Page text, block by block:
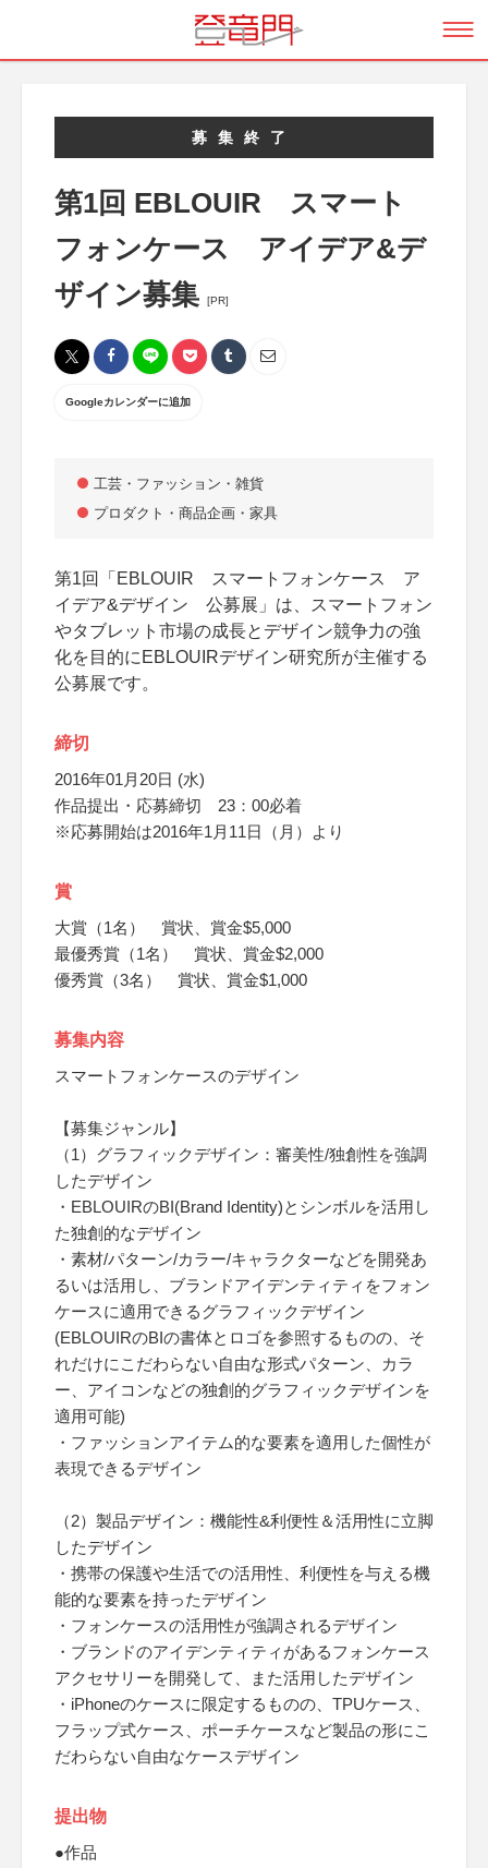
募集終了
第1回 EBLOUIR スマート
フォンケース アイデア&デ
ザイン募集
[PR]
Googleカレンダーに追加
工芸・ファッション・雑貨
プロダクト・商品企画・家具
第1回「EBLOUIR スマートフォンケース ア
イデア&デザイン 公募展」は、スマートフォン
やタブレット市場の成長とデザイン競争力の強
化を目的にEBLOUIRデザイン研究所が主催する
公募展です。
締切
2016年01月20日 (水)
作品提出・応募締切 23：00必着
※応募開始は2016年1月11日（月）より
賞
大賞（1名） 賞状、賞金$5,000
最優秀賞（1名） 賞状、賞金$2,000
優秀賞（3名） 賞状、賞金$1,000
募集内容
スマートフォンケースのデザイン
【募集ジャンル】
（1）グラフィックデザイン：審美性/独創性を強調
したデザイン
・EBLOUIRのBI(Brand Identity)とシンボルを活用し
た独創的なデザイン
・素材/パターン/カラー/キャラクターなどを開発あ
るいは活用し、ブランドアイデンティティをフォン
ケースに適用できるグラフィックデザイン
(EBLOUIRのBIの書体とロゴを参照するものの、そ
れだけにこだわらない自由な形式パターン、カラ
ー、アイコンなどの独創的グラフィックデザインを
適用可能)
・ファッションアイテム的な要素を適用した個性が
表現できるデザイン
（2）製品デザイン：機能性&利便性＆活用性に立脚
したデザイン
・携帯の保護や生活での活用性、利便性を与える機
能的な要素を持ったデザイン
・フォンケースの活用性が強調されるデザイン
・ブランドのアイデンティティがあるフォンケース
アクセサリーを開発して、また活用したデザイン
・iPhoneのケースに限定するものの、TPUケース、
フラップ式ケース、ポーチケースなど製品の形にこ
だわらない自由なケースデザイン
提出物
●作品